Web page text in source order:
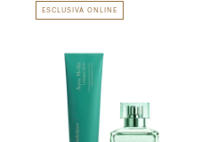
ESCLUSIVA ONLINE